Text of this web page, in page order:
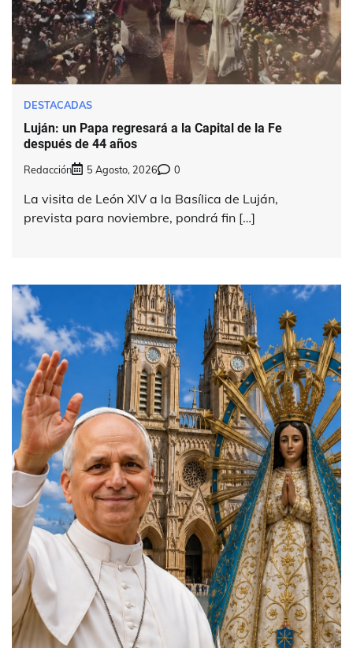
DESTACADAS
Luján: un Papa regresará a la Capital de la Fe
después de 44 años
Redacción 5 Agosto, 2026 0
La visita de León XIV a la Basílica de Luján,
prevista para noviembre, pondrá fin […]